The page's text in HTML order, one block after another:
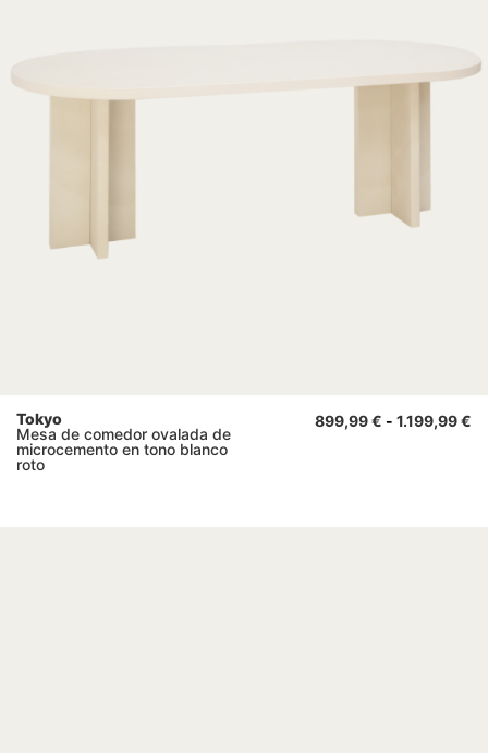
Tokyo
Mesa de comedor ovalada de
microcemento en tono blanco
roto
899,99€ - 1.199,99€